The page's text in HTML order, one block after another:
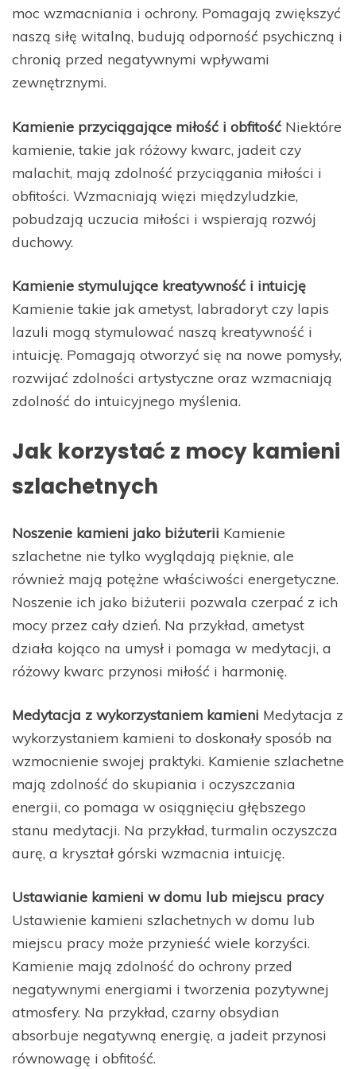
moc wzmacniania i ochrony. Pomagają zwiększyć
naszą siłę witalną, budują odporność psychiczną i
chronią przed negatywnymi wpływami
zewnętrznymi.
Kamienie przyciągające miłość i obfitość Niektóre
kamienie, takie jak różowy kwarc, jadeit czy
malachit, mają zdolność przyciągania miłości i
obfitości. Wzmacniają więzi międzyludzkie,
pobudzają uczucia miłości i wspierają rozwój
duchowy.
Kamienie stymulujące kreatywność i intuicję
Kamienie takie jak ametyst, labradoryt czy lapis
lazuli mogą stymulować naszą kreatywność i
intuicję. Pomagają otworzyć się na nowe pomysły,
rozwijać zdolności artystyczne oraz wzmacniają
zdolność do intuicyjnego myślenia.
Jak korzystać z mocy kamieni
szlachetnych
Noszenie kamieni jako biżuterii Kamienie
szlachetne nie tylko wyglądają pięknie, ale
również mają potężne właściwości energetyczne.
Noszenie ich jako biżuterii pozwala czerpać z ich
mocy przez cały dzień. Na przykład, ametyst
działa kojąco na umysł i pomaga w medytacji, a
różowy kwarc przynosi miłość i harmonię.
Medytacja z wykorzystaniem kamieni Medytacja z
wykorzystaniem kamieni to doskonały sposób na
wzmocnienie swojej praktyki. Kamienie szlachetne
mają zdolność do skupiania i oczyszczania
energii, co pomaga w osiągnięciu głębszego
stanu medytacji. Na przykład, turmalin oczyszcza
aurę, a kryształ górski wzmacnia intuicję.
Ustawianie kamieni w domu lub miejscu pracy
Ustawienie kamieni szlachetnych w domu lub
miejscu pracy może przynieść wiele korzyści.
Kamienie mają zdolność do ochrony przed
negatywnymi energiami i tworzenia pozytywnej
atmosfery. Na przykład, czarny obsydian
absorbuje negatywną energię, a jadeit przynosi
równowagę i obfitość.